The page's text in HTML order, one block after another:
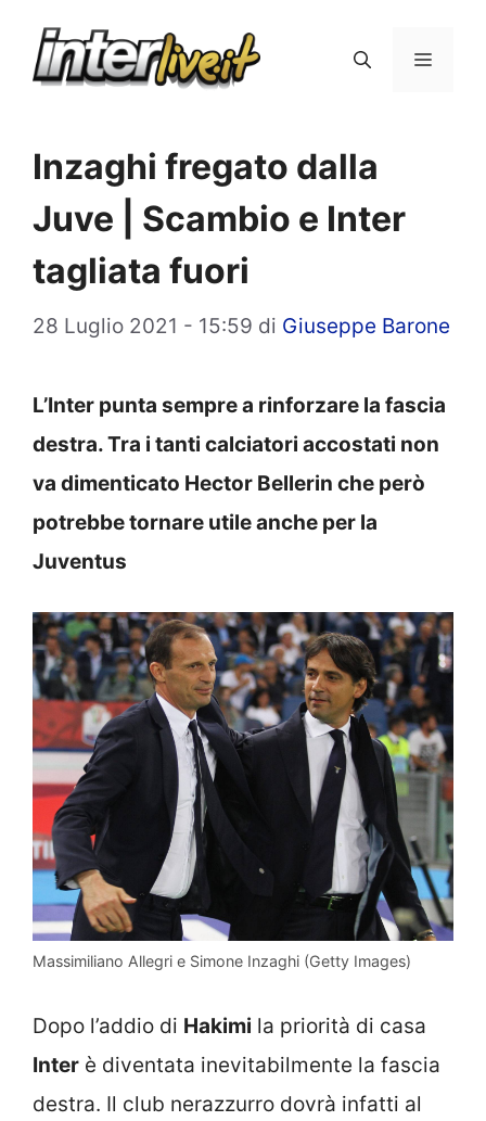
Menu
Inzaghi fregato dalla
Juve | Scambio e Inter
tagliata fuori
28 Luglio 2021 - 15:59 di Giuseppe Barone
L’Inter punta sempre a rinforzare la fascia
destra. Tra i tanti calciatori accostati non
va dimenticato Hector Bellerin che però
potrebbe tornare utile anche per la
Juventus
Massimiliano Allegri e Simone Inzaghi (Getty Images)
Dopo l’addio di Hakimi la priorità di casa
Inter è diventata inevitabilmente la fascia
destra. Il club nerazzurro dovrà infatti al